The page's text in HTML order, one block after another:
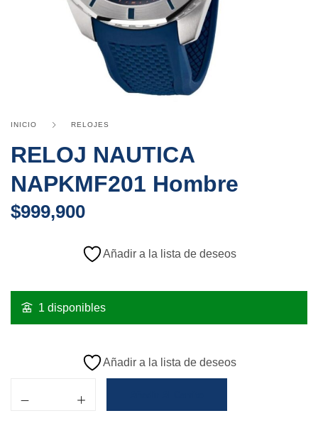
INICIO RELOJES
RELOJ NAUTICA
NAPKMF201 Hombre
$999,900
1 disponibles
Añadir a la lista de deseos
Añadir a la lista de deseos